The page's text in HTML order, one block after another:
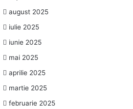
august 2025
iulie 2025
iunie 2025
mai 2025
aprilie 2025
martie 2025
februarie 2025